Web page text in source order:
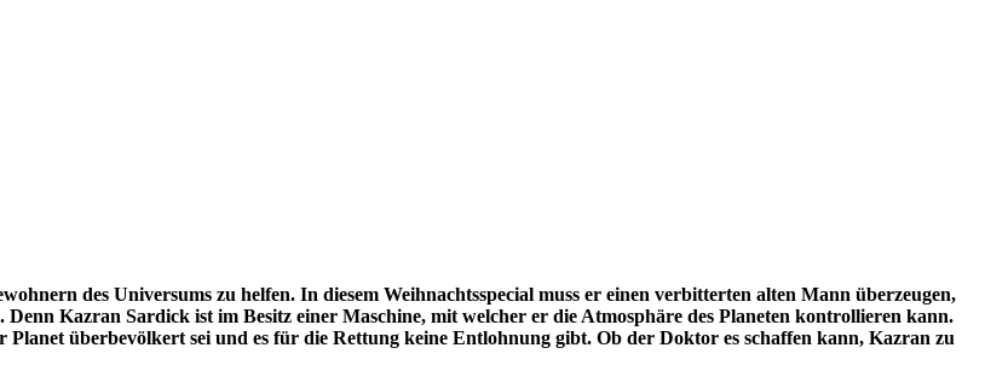
des Universums zu helfen. In diesem Weihnachtsspecial muss er einen verbitterten alten Mann überzeugen,
Kazran Sardick ist im Besitz einer Maschine, mit welcher er die Atmosphäre des Planeten kontrollieren kann.
überbevölkert sei und es für die Rettung keine Entlohnung gibt. Ob der Doktor es schaffen kann, Kazran zu